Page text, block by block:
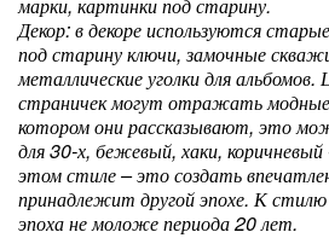
Декор: в декоре используются
под старину ключи, замочные
металлические уголки для
страничек могут отражать
котором они рассказывают, это
для 30-х, бежевый, хаки,
этом стиле – это создать
принадлежит другой эпохе. К
эпоха не моложе периода 20 лет.